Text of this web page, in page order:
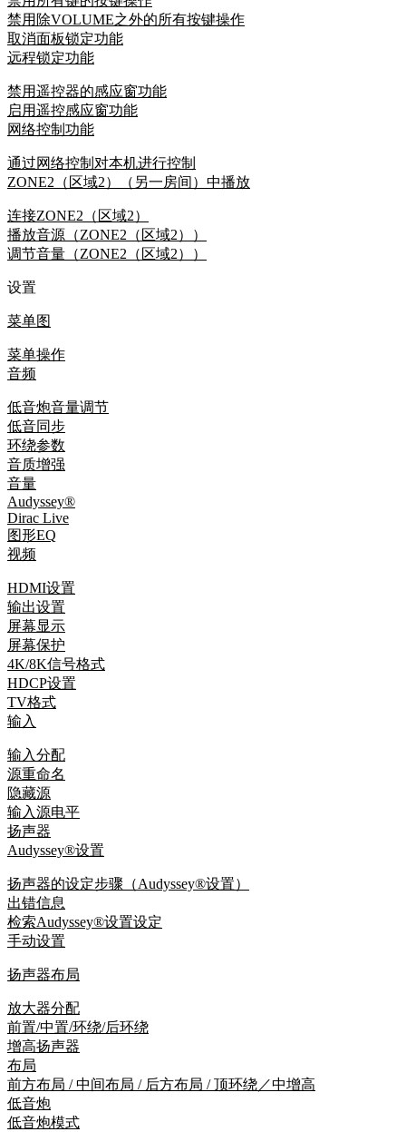
禁用除VOLUME之外的所有按键操作
取消面板锁定功能
远程锁定功能
禁用遥控器的感应窗功能
启用遥控感应窗功能
网络控制功能
通过网络控制对本机进行控制
ZONE2（区域2）（另一房间）中播放
连接ZONE2（区域2）
播放音源（ZONE2（区域2））
调节音量（ZONE2（区域2））
设置
菜单图
菜单操作
音频
低音炮音量调节
低音同步
环绕参数
音质增强
音量
Audyssey®
Dirac Live
图形EQ
视频
HDMI设置
输出设置
屏幕显示
屏幕保护
4K/8K信号格式
HDCP设置
TV格式
输入
输入分配
源重命名
隐藏源
输入源电平
扬声器
Audyssey®设置
扬声器的设定步骤（Audyssey®设置）
出错信息
检索Audyssey®设置设定
手动设置
扬声器布局
放大器分配
前置/中置/环绕/后环绕
增高扬声器
布局
前方布局 / 中间布局 / 后方布局 / 顶环绕／中增高
低音炮
低音炮模式